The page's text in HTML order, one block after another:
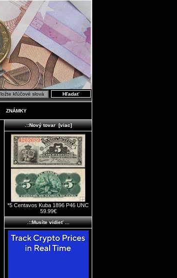
ZNÁMKY
.::Nový tovar [viac]
*5 Centavos Kuba 1896 P46 UNC
59.99€
.::Musíte vidieť ...